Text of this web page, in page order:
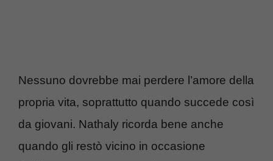
Nessuno dovrebbe mai perdere l’amore della
propria vita, soprattutto quando succede così
da giovani. Nathaly ricorda bene anche
quando gli restò vicino in occasione